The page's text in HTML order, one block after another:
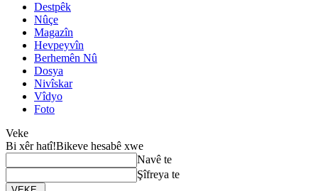
Destpêk
Nûçe
Magazîn
Hevpeyvîn
Berhemên Nû
Dosya
Nivîskar
Vîdyo
Foto
Veke
Bi xêr hatî!Bikeve hesabê xwe
Navê te
Şîfreya te